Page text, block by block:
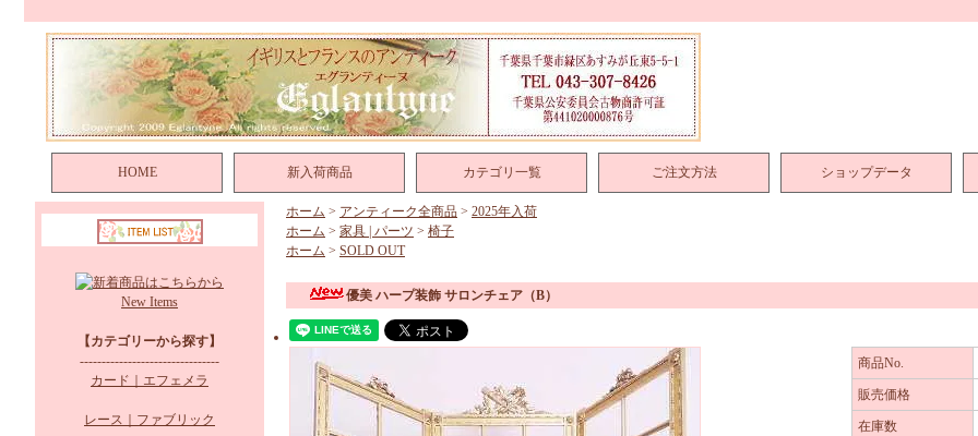
HOME 新入荷商品 カテゴリ一覧 ご注文方法 ショップデータ
New Items
【カテゴリーから探す】
--------------------------------
カード｜エフェメラ
レース｜ファブリック
ホーム > アンティーク全商品 > 2025年入荷
ホーム > 家具 | パーツ > 椅子
ホーム > SOLD OUT
優美 ハープ装飾 サロンチェア（B）
商品No.
販売価格
在庫数